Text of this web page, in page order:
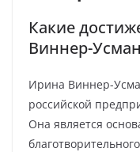
Какие
Виннер-
Ирина Виннер-
российской
Она является